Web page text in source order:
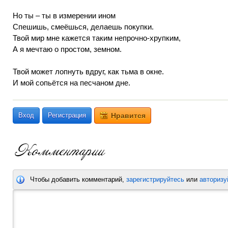
Но ты – ты в измерении ином
Спешишь, смеёшься, делаешь покупки.
Твой мир мне кажется таким непрочно-хрупким,
А я мечтаю о простом, земном.
Твой может лопнуть вдруг, как тьма в окне.
И мой сопьётся на песчаном дне.
Вход Регистрация Нравится
Чтобы добавить комментарий, зарегистрируйтесь или